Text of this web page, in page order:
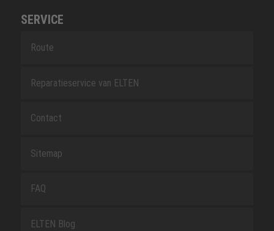
SERVICE
Route
Reparatieservice van ELTEN
Contact
Sitemap
FAQ
ELTEN Blog